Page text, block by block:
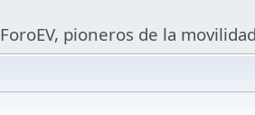
ForoEV, pioneros de la